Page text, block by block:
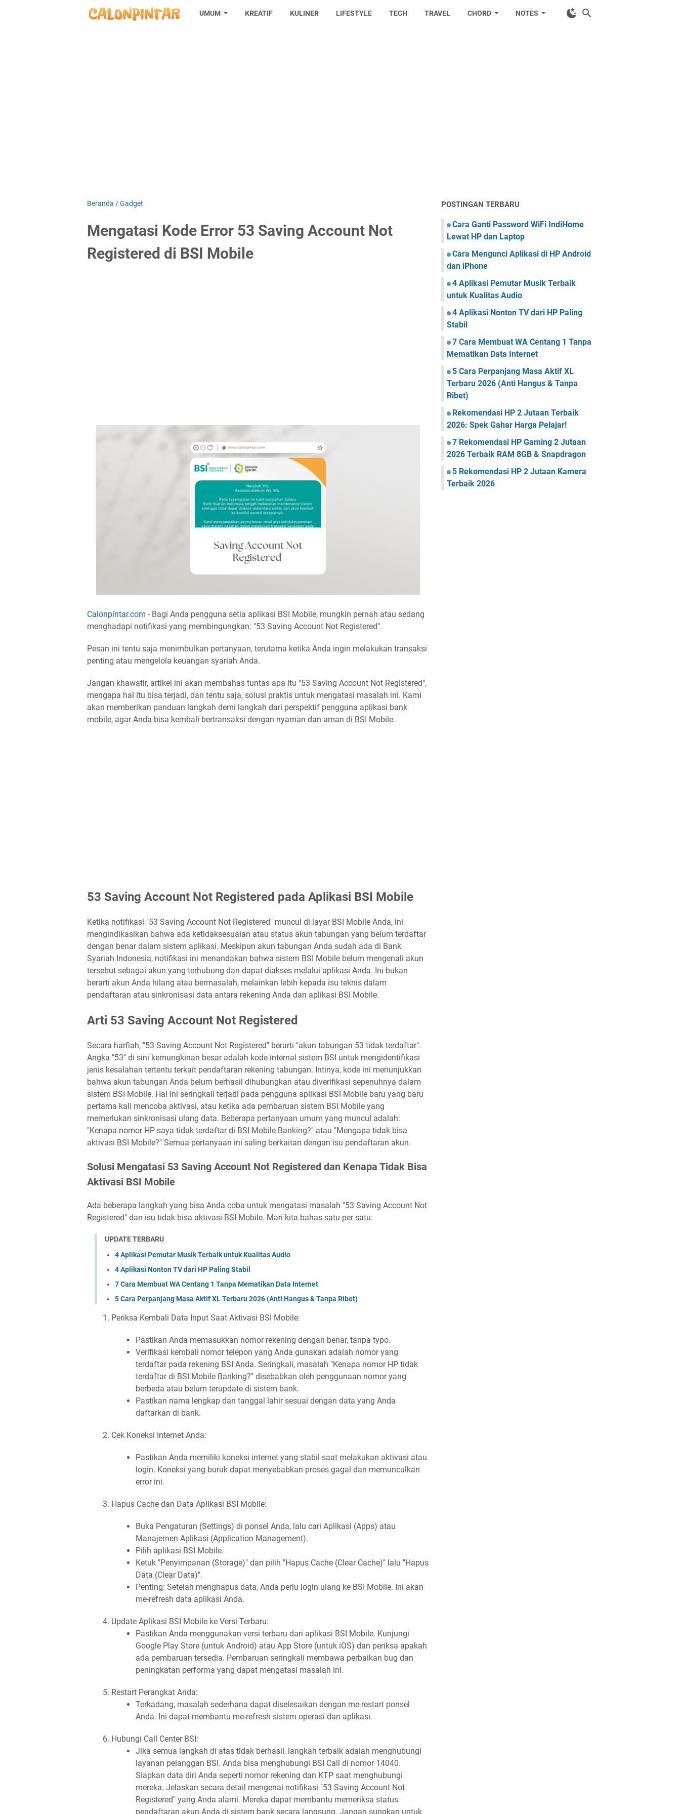
UMUM KREATIF KULINER LIFESTYLE TECH TRAVEL CHORD NOTES
Beranda /Gadget
Mengatasi Kode Error 53 Saving Account Not
Registered di BSI Mobile
Calonpintar.com - Bagi Anda pengguna setia aplikasi BSI Mobile, mungkin pernah atau sedang
menghadapi notifikasi yang membingungkan: "53 Saving Account Not Registered".
Pesan ini tentu saja menimbulkan pertanyaan, terutama ketika Anda ingin melakukan transaksi
penting atau mengelola keuangan syariah Anda.
Jangan khawatir, artikel ini akan membahas tuntas apa itu "53 Saving Account Not Registered",
mengapa hal itu bisa terjadi, dan tentu saja, solusi praktis untuk mengatasi masalah ini. Kami
akan memberikan panduan langkah demi langkah dari perspektif pengguna aplikasi bank
mobile, agar Anda bisa kembali bertransaksi dengan nyaman dan aman di BSI Mobile.
53 Saving Account Not Registered pada Aplikasi BSI Mobile
Ketika notifikasi "53 Saving Account Not Registered" muncul di layar BSI Mobile Anda, ini
mengindikasikan bahwa ada ketidaksesuaian atau status akun tabungan yang belum terdaftar
dengan benar dalam sistem aplikasi. Meskipun akun tabungan Anda sudah ada di Bank
Syariah Indonesia, notifikasi ini menandakan bahwa sistem BSI Mobile belum mengenali akun
tersebut sebagai akun yang terhubung dan dapat diakses melalui aplikasi Anda. Ini bukan
berarti akun Anda hilang atau bermasalah, melainkan lebih kepada isu teknis dalam
pendaftaran atau sinkronisasi data antara rekening Anda dan aplikasi BSI Mobile.
Arti 53 Saving Account Not Registered
Secara harfiah, "53 Saving Account Not Registered" berarti "akun tabungan 53 tidak terdaftar".
Angka "53" di sini kemungkinan besar adalah kode internal sistem BSI untuk mengidentifikasi
jenis kesalahan tertentu terkait pendaftaran rekening tabungan. Intinya, kode ini menunjukkan
bahwa akun tabungan Anda belum berhasil dihubungkan atau diverifikasi sepenuhnya dalam
sistem BSI Mobile. Hal ini seringkali terjadi pada pengguna aplikasi BSI Mobile baru yang baru
pertama kali mencoba aktivasi, atau ketika ada pembaruan sistem BSI Mobile yang
memerlukan sinkronisasi ulang data. Beberapa pertanyaan umum yang muncul adalah:
"Kenapa nomor HP saya tidak terdaftar di BSI Mobile Banking?" atau "Mengapa tidak bisa
aktivasi BSI Mobile?" Semua pertanyaan ini saling berkaitan dengan isu pendaftaran akun.
Solusi Mengatasi 53 Saving Account Not Registered dan Kenapa Tidak Bisa
Aktivasi BSI Mobile
Ada beberapa langkah yang bisa Anda coba untuk mengatasi masalah "53 Saving Account Not
Registered" dan isu tidak bisa aktivasi BSI Mobile. Mari kita bahas satu per satu:
UPDATE TERBARU
4 Aplikasi Pemutar Musik Terbaik untuk Kualitas Audio
4 Aplikasi Nonton TV dari HP Paling Stabil
7 Cara Membuat WA Centang 1 Tanpa Mematikan Data Internet
5 Cara Perpanjang Masa Aktif XL Terbaru 2026 (Anti Hangus & Tanpa Ribet)
Periksa Kembali Data Input Saat Aktivasi BSI Mobile:
Pastikan Anda memasukkan nomor rekening dengan benar, tanpa typo.
Verifikasi kembali nomor telepon yang Anda gunakan adalah nomor yang
terdaftar pada rekening BSI Anda. Seringkali, masalah "Kenapa nomor HP tidak
terdaftar di BSI Mobile Banking?" disebabkan oleh penggunaan nomor yang
berbeda atau belum terupdate di sistem bank.
Pastikan nama lengkap dan tanggal lahir sesuai dengan data yang Anda
daftarkan di bank.
Cek Koneksi Internet Anda:
Pastikan Anda memiliki koneksi internet yang stabil saat melakukan aktivasi atau
login. Koneksi yang buruk dapat menyebabkan proses gagal dan memunculkan
error ini.
Hapus Cache dan Data Aplikasi BSI Mobile:
Buka Pengaturan (Settings) di ponsel Anda, lalu cari Aplikasi (Apps) atau
Manajemen Aplikasi (Application Management).
Pilih aplikasi BSI Mobile.
Ketuk "Penyimpanan (Storage)" dan pilih "Hapus Cache (Clear Cache)" lalu "Hapus
Data (Clear Data)".
Penting: Setelah menghapus data, Anda perlu login ulang ke BSI Mobile. Ini akan
me-refresh data aplikasi Anda.
Update Aplikasi BSI Mobile ke Versi Terbaru:
Pastikan Anda menggunakan versi terbaru dari aplikasi BSI Mobile. Kunjungi
Google Play Store (untuk Android) atau App Store (untuk iOS) dan periksa apakah
ada pembaruan tersedia. Pembaruan seringkali membawa perbaikan bug dan
peningkatan performa yang dapat mengatasi masalah ini.
Restart Perangkat Anda:
Terkadang, masalah sederhana dapat diselesaikan dengan me-restart ponsel
Anda. Ini dapat membantu me-refresh sistem operasi dan aplikasi.
Hubungi Call Center BSI:
Jika semua langkah di atas tidak berhasil, langkah terbaik adalah menghubungi
layanan pelanggan BSI. Anda bisa menghubungi BSI Call di nomor 14040.
Siapkan data diri Anda seperti nomor rekening dan KTP saat menghubungi
mereka. Jelaskan secara detail mengenai notifikasi "53 Saving Account Not
Registered" yang Anda alami. Mereka dapat membantu memeriksa status
pendaftaran akun Anda di sistem bank secara langsung. Jangan sungkan untuk
POSTINGAN TERBARU
Cara Ganti Password WiFi IndiHome
Lewat HP dan Laptop
Cara Mengunci Aplikasi di HP Android
dan iPhone
4 Aplikasi Pemutar Musik Terbaik
untuk Kualitas Audio
4 Aplikasi Nonton TV dari HP Paling
Stabil
7 Cara Membuat WA Centang 1 Tanpa
Mematikan Data Internet
5 Cara Perpanjang Masa Aktif XL
Terbaru 2026 (Anti Hangus & Tanpa
Ribet)
Rekomendasi HP 2 Jutaan Terbaik
2026: Spek Gahar Harga Pelajar!
7 Rekomendasi HP Gaming 2 Jutaan
2026 Terbaik RAM 8GB & Snapdragon
5 Rekomendasi HP 2 Jutaan Kamera
Terbaik 2026